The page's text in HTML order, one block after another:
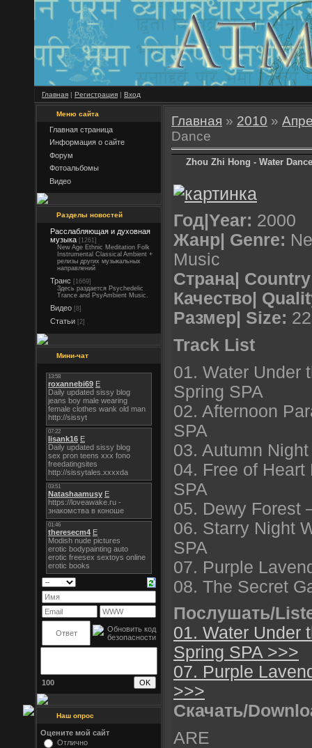
Главная | Регистрация | Вход
Меню сайта
Главная страница
Информация о сайте
Форум
Фотоальбомы
Видео
Разделы новостей
Расслабляющая и духовная
музыка [1261]
New Age Ethnic Meditation Folk
Instrumental Classical Ambient +
релизы других музыкальных
направлений
Транс [1669]
Здесь раздается Psychedelic
Trance and PsyAmbient Music.
Видео [8]
Статьи [2]
Мини-чат
100
Наш опрос
Оцените мой сайт
Отлично
Главная » 2010 »
Dance
Zhou Zhi Hong - Water Dance
Год|Year: 2000
Жанр| Genre:
Music
Страна|
Качество|
Размер| Size:
Track List
01. Water Under
Spring SPA
02. Afternoon
SPA
03. Autumn
04. Free of
SPA
05. Dewy Forest
06. Starry Night
SPA
07. Purple
08. The Secret
Послушать/
01. Water Under
Spring SPA >>>
07. Purple
>>>
Скачать/
ARE